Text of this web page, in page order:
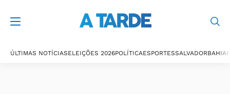
ÚLTIMAS NOTÍCIASELEIÇÕES 2026POLÍTICAESPORTESSALVADORBAHIA